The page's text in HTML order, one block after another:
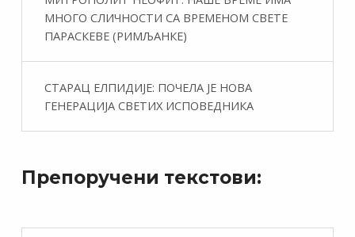
МНОГО СЛИЧНОСТИ СА ВРЕМЕНОМ СВЕТЕ
ПАРАСКЕВЕ (РИМЉАНКЕ)
СТАРАЦ ЕЛПИДИЈЕ: ПОЧЕЛА ЈЕ НОВА
ГЕНЕРАЦИЈА СВЕТИХ ИСПОВЕДНИКА
Препоручени текстови: